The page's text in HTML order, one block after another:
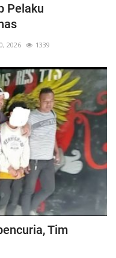
Pelaku
2026 1339
Tim